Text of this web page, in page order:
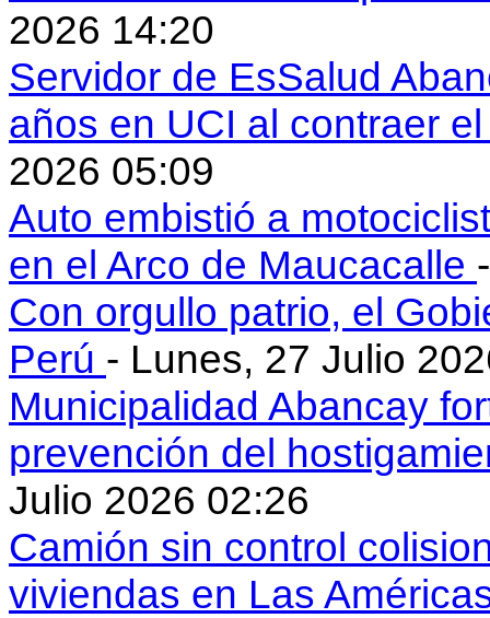
2026 14:20
Servidor de EsSalud
años en UCI al contraer
2026 05:09
Auto embistió a
en el Arco de Maucacalle
Con orgullo patrio, el
Perú - Lunes, 27 Julio
Municipalidad Abancay
prevención del
Julio 2026 02:26
Camión sin control
viviendas en Las